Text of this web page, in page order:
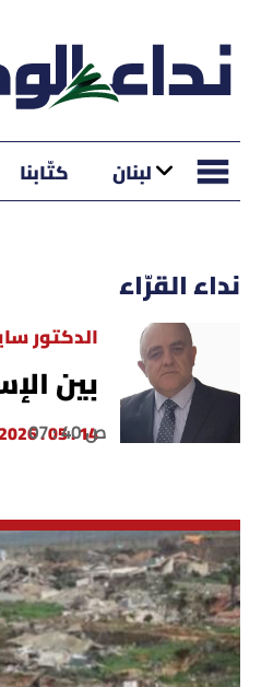
لبنان كتّابنا
نداء القرّاء
الدكتور
​بين
14 . 05 . 2026
07 : 40 ص